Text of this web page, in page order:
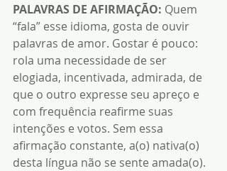
PALAVRAS DE AFIRMAÇÃO: Quem
“fala” esse idioma, gosta de ouvir
palavras de amor. Gostar é pouco:
rola uma necessidade de ser
elogiada, incentivada, admirada, de
que o outro expresse seu apreço e
com frequência reafirme suas
intenções e votos. Sem essa
afirmação constante, a(o) nativa(o)
desta língua não se sente amada(o).